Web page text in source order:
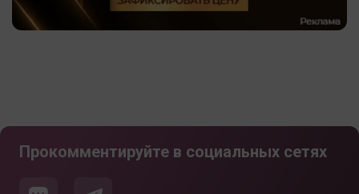
Прокомментируйте в социальных сетях